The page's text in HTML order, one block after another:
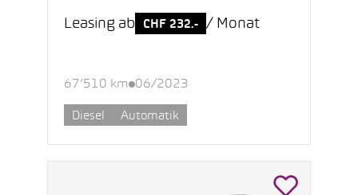
Leasing ab CHF 232.- / Monat
67’510 km 06/2023
Diesel Automatik